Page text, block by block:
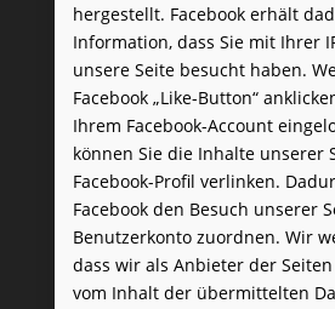
hergestellt. Facebook erhält
Information, dass Sie mit Ihrer
unsere Seite besucht haben.
Facebook „Like-Button“
Ihrem Facebook-Account
können Sie die Inhalte unserer
Facebook-Profil verlinken.
Facebook den Besuch unserer
Benutzerkonto zuordnen. Wir
dass wir als Anbieter der
vom Inhalt der übermittelten